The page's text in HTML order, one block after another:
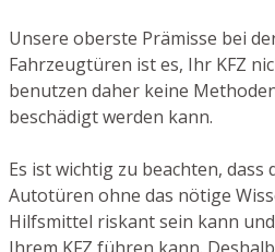
Unsere oberste Prämisse bei
Fahrzeugtüren ist es, Ihr KFZ
benutzen daher keine
beschädigt werden kann.
Es ist wichtig zu beachten, dass
Autotüren ohne das nötige
Hilfsmittel riskant sein kann